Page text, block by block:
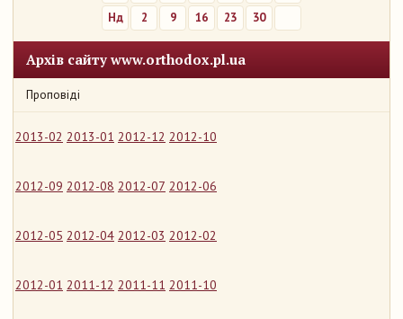
Нд
2 9 16 23 30
Архів сайту www.orthodox.pl.ua
Проповіді
2013-02 2013-01 2012-12 2012-10
2012-09 2012-08 2012-07 2012-06
2012-05 2012-04 2012-03 2012-02
2012-01 2011-12 2011-11 2011-10